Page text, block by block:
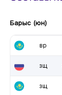
Барыс (юн)
вр
зщ
зщ